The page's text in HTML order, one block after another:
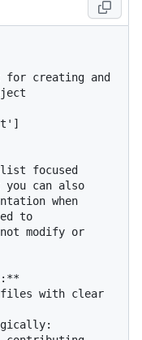
for creating and
focused
you can also
when
to
modify or
files with clear